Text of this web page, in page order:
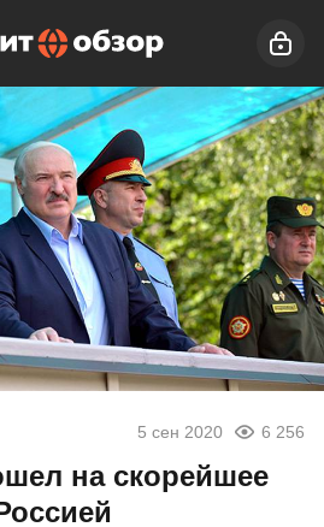
5 сен 2020 6 256
на скорейшее